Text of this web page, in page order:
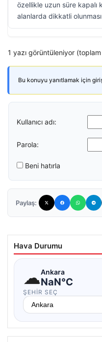
özellikle uzun süre
alanlarda dikkatli
1 yazı görüntüleniyor (toplam
Bu konuyu yanıtlamak için giriş
Kullanıcı adı:
Parola:
Beni hatırla
Paylaş:
Hava Durumu
☁Ankara
NaN°C
ŞEHIR SEÇ